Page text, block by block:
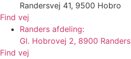
Randersvej 41, 9500 Hobro
Find vej
Randers afdeling:
Gl. Hobrovej 2, 8900 Randers
Find vej